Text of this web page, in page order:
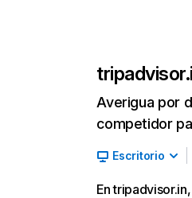
Averigua por
competidor
Escritorio
En